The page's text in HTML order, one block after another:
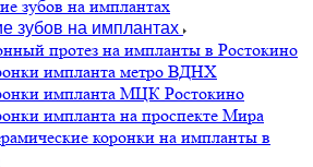
зубов на имплантах
протез на импланты в Ростокино
импланта метро ВДНХ
импланта МЦК Ростокино
импланта на проспекте Мира
коронки на импланты в